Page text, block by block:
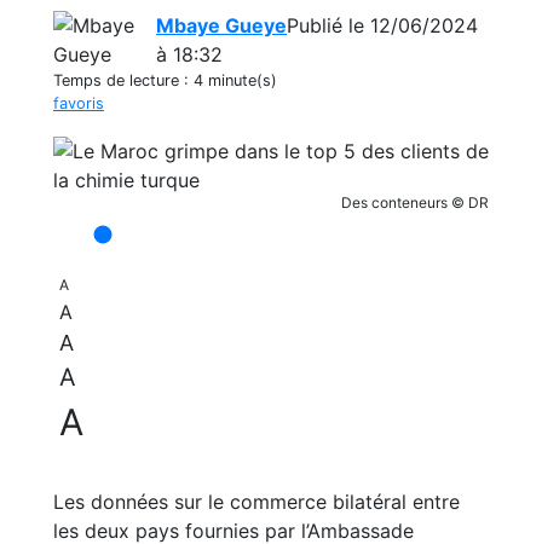
Mbaye GueyePublié le 12/06/2024
à 18:32
Temps de lecture : 4 minute(s)
favoris
Des conteneurs © DR
A
A
A
A
A
Les données sur le commerce bilatéral entre
les deux pays fournies par l’Ambassade